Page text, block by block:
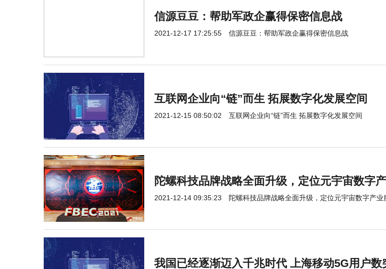
信源豆豆：帮助军政企赢得保密信息战
2021-12-17 17:25:55 信源豆豆：帮助军政企赢得保密信息战
互联网企业向“链”而生 拓展数字化发展空间
2021-12-15 08:50:02 互联网企业向“链”而生 拓展数字化发展空间
陀螺科技品牌战略全面升级，定位元宇宙数字
2021-12-14 09:35:23 陀螺科技品牌战略全面升级，定位元宇宙数字产业
我国已经逐渐迈入千兆时代 上海移动5G用户数